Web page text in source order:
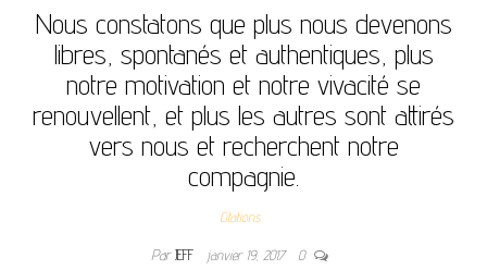
Nous constatons que plus nous devenons
libres, spontanés et authentiques, plus
notre motivation et notre vivacité se
renouvellent, et plus les autres sont attirés
vers nous et recherchent notre
compagnie.
Citations
ParJEFF janvier 19, 2017 0